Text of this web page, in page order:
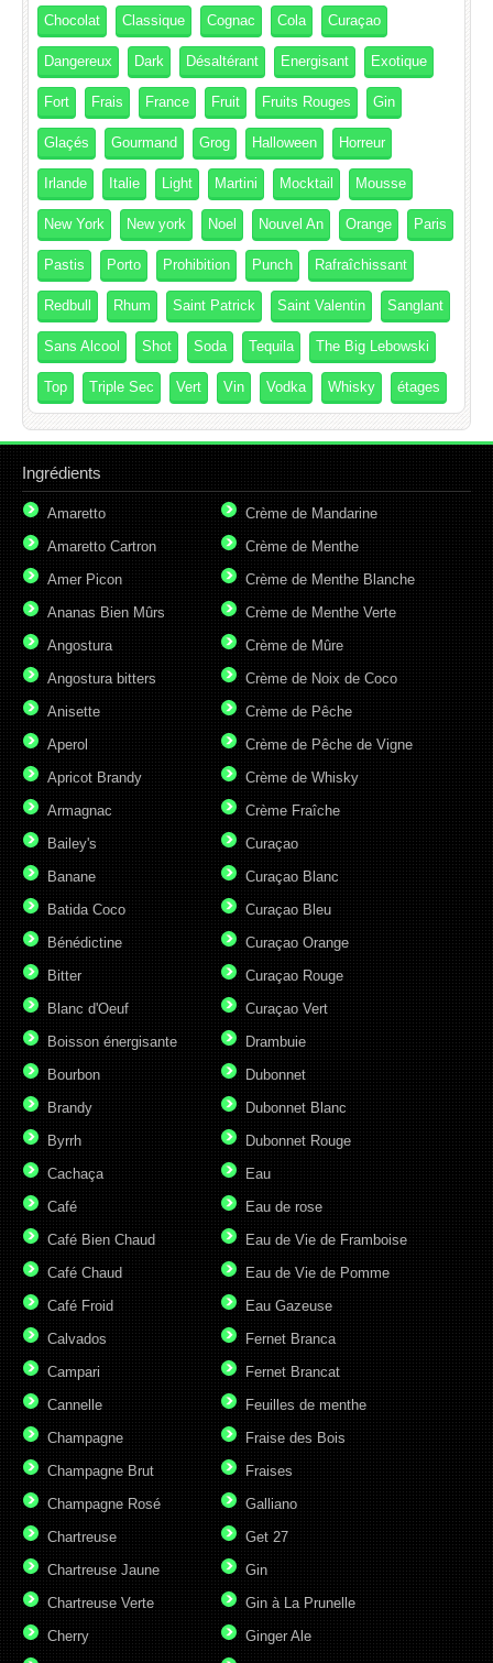
Chocolat Classique Cognac Cola Curaçao
Dangereux Dark Désaltérant Energisant Exotique
Fort Frais France Fruit Fruits Rouges Gin
Glaçés Gourmand Grog Halloween Horreur
Irlande Italie Light Martini Mocktail Mousse
New York New york Noel Nouvel An Orange Paris
Pastis Porto Prohibition Punch Rafraîchissant
Redbull Rhum Saint Patrick Saint Valentin Sanglant
Sans Alcool Shot Soda Tequila The Big Lebowski
Top Triple Sec Vert Vin Vodka Whisky étages
Ingrédients
Amaretto
Amaretto Cartron
Amer Picon
Ananas Bien Mûrs
Angostura
Angostura bitters
Anisette
Aperol
Apricot Brandy
Armagnac
Bailey's
Banane
Batida Coco
Bénédictine
Bitter
Blanc d'Oeuf
Boisson énergisante
Bourbon
Brandy
Byrrh
Cachaça
Café
Café Bien Chaud
Café Chaud
Café Froid
Calvados
Campari
Cannelle
Champagne
Champagne Brut
Champagne Rosé
Chartreuse
Chartreuse Jaune
Chartreuse Verte
Cherry
Crème de Mandarine
Crème de Menthe
Crème de Menthe Blanche
Crème de Menthe Verte
Crème de Mûre
Crème de Noix de Coco
Crème de Pêche
Crème de Pêche de Vigne
Crème de Whisky
Crème Fraîche
Curaçao
Curaçao Blanc
Curaçao Bleu
Curaçao Orange
Curaçao Rouge
Curaçao Vert
Drambuie
Dubonnet
Dubonnet Blanc
Dubonnet Rouge
Eau
Eau de rose
Eau de Vie de Framboise
Eau de Vie de Pomme
Eau Gazeuse
Fernet Branca
Fernet Brancat
Feuilles de menthe
Fraise des Bois
Fraises
Galliano
Get 27
Gin
Gin à La Prunelle
Ginger Ale